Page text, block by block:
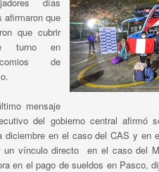
afirmaron que
que cubrir
turno en
de
mensaje
del gobierno central afirmó
diciembre en el caso del CAS y en
un vínculo directo en el caso del
en el pago de sueldos en Pasco,